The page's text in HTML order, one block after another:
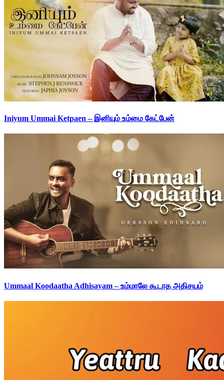
Iniyum Ummai Ketpaen – இனியும் உம்மை கேட்பேன்
Ummaal Koodaatha Adhisayam – உம்மாலே கூடாத அதிசயம்